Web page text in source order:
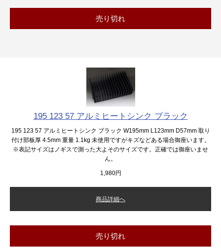
売り切れ
195 123 57 アルミヒートシンク ブラック
195 123 57 アルミヒートシンク ブラック W195mm L123mm D57mm 取り
付け部板厚 4.5mm 重量 1.1kg 未使用ですがキズなどある場合御座います。
※表記サイズはノギスで測った大よそのサイズです。正確では御座いませ
ん。
1,980円
商品詳細へ
売り切れ